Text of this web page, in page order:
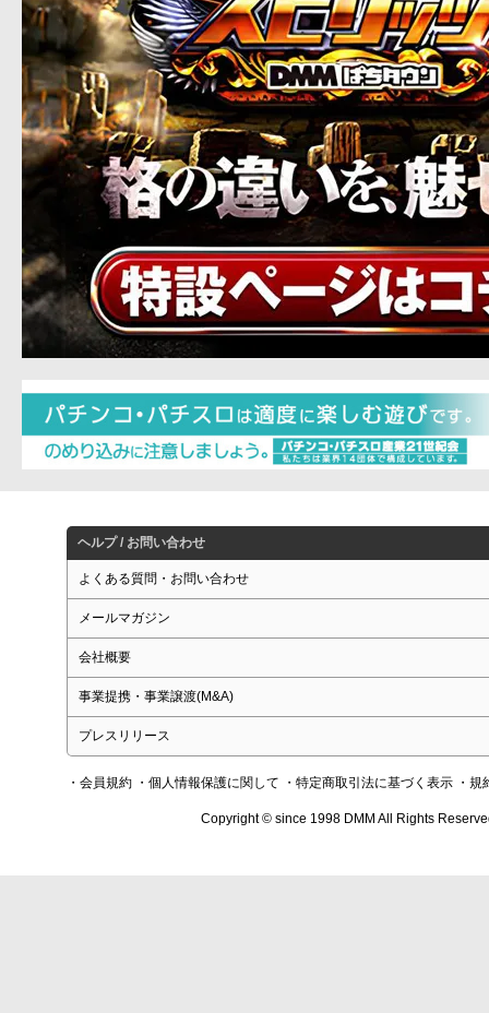
ヘルプ / お問い合わせ
よくある質問・お問い合わせ
メールマガジン
会社概要
事業提携・事業譲渡(M&A)
プレスリリース
・会員規約 ・個人情報保護に関して ・特定商取引法に基づく表示 ・規
Copyright © since 1998 DMM All Rights